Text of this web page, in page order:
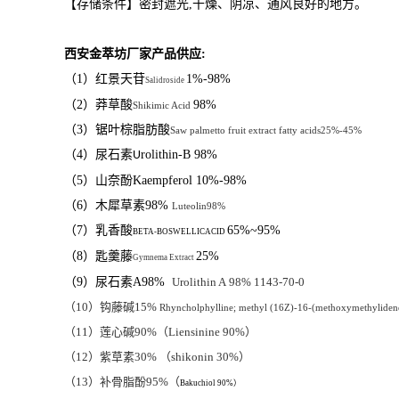
【存储条件】密封遮光,干燥、阴凉、通风良好的地方。
西安金萃坊厂家产品供应:
（1）红景天苷Salidroside 1%-98%
（2）莽草酸Shikimic Acid 98%
（3） 锯叶棕脂肪酸Saw palmetto fruit extract fatty acids25%-45%
（4） 尿石素Urolithin-B 98%
（5） 山奈酚Kaempferol 10%-98%
（6） 木犀草素98% Luteolin98%
（7）乳香酸BETA-BOSWELLICACID 65%~95%
（8）匙羹藤Gymnema Extract 25%
（9）尿石素A98% Urolithin A 98% 1143-70-0
（10）钩藤碱15% Rhyncholphylline; methyl (16Z)-16-
（11）莲心碱90% （Liensinine 90%）
（12）紫草素30% （shikonin 30%）
（13）补骨脂酚95% （Bakuchiol 90%）